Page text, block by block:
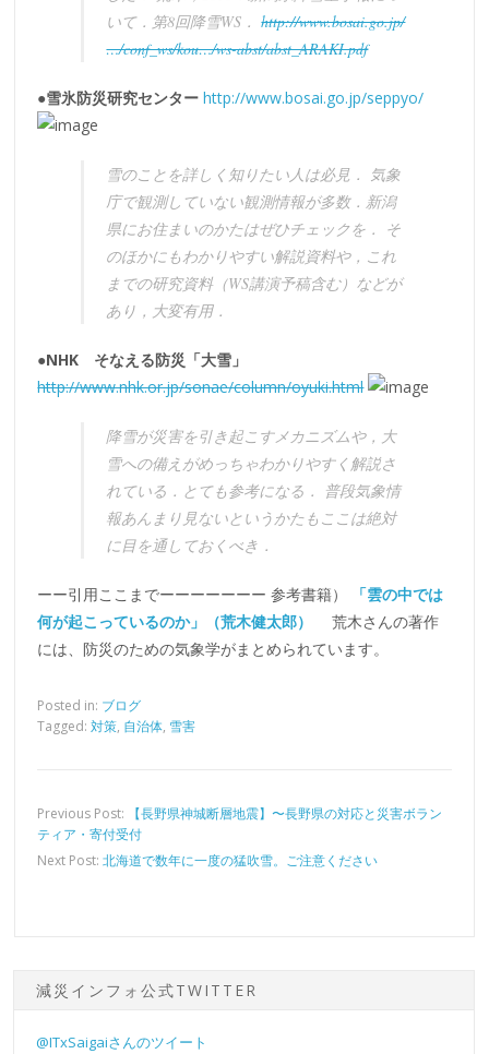
いて．第8回降雪WS．http://www.bosai.go.jp/
…/conf_ws/kou…/ws-abst/abst_ARAKI.pdf
●雪氷防災研究センター http://www.bosai.go.jp/seppyo/
雪のことを詳しく知りたい人は必見． 気象
庁で観測していない観測情報が多数．新潟
県にお住まいのかたはぜひチェックを． そ
のほかにもわかりやすい解説資料や，これ
までの研究資料（WS講演予稿含む）などが
あり，大変有用．
●NHK そなえる防災「大雪」
http://www.nhk.or.jp/sonae/column/oyuki.html
降雪が災害を引き起こすメカニズムや，大
雪への備えがめっちゃわかりやすく解説さ
れている．とても参考になる． 普段気象情
報あんまり見ないというかたもここは絶対
に目を通しておくべき．
ーー引用ここまでーーーーーーー参考書籍）
「雲の中では
何が起こっているのか」（荒木健太郎）
荒木さんの著作
には、防災のための気象学がまとめられています。
Posted in: ブログ
Tagged:対策, 自治体, 雪害
Previous Post:
【長野県神城断層地震】〜長野県の対応と災害ボラン
ティア・寄付受付
Next Post:北海道で数年に一度の猛吹雪。ご注意ください
減災インフォ公式TWITTER
@ITxSaigaiさんのツイート